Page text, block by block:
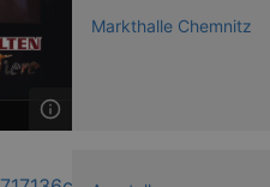
Markthalle Chemnitz
from OneTrust. It
the site uses and
for the use of each
in each category
visitors to the site will
no information that can